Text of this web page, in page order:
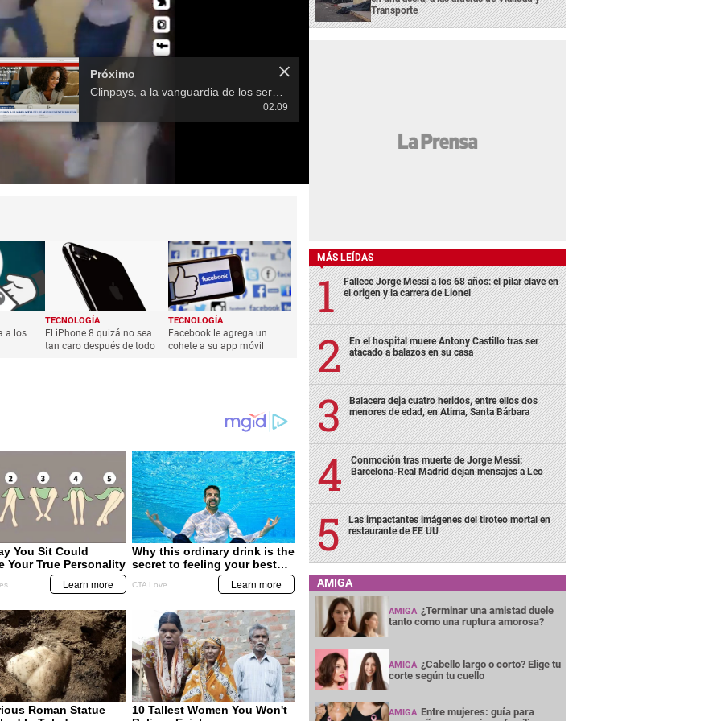
Próximo
Clinpays, a la vanguardia de los servicios basados en tecnología
02:09
a los
TECNOLOGÍA
El iPhone 8 quizá no sea
tan caro después de todo
TECNOLOGÍA
Facebook le agrega un
cohete a su app móvil
Transporte
MÁS LEÍDAS
Fallece Jorge Messi a los 68 años: el pilar clave en
el origen y la carrera de Lionel
En el hospital muere Antony Castillo tras ser
atacado a balazos en su casa
Balacera deja cuatro heridos, entre ellos dos
menores de edad, en Atima, Santa Bárbara
Conmoción tras muerte de Jorge Messi:
Barcelona-Real Madrid dejan mensajes a Leo
Las impactantes imágenes del tiroteo mortal en
restaurante de EE UU
AMIGA
AMIGA ¿Terminar una amistad duele
tanto como una ruptura amorosa?
AMIGA ¿Cabello largo o corto? Elige tu
corte según tu cuello
AMIGA Entre mujeres: guía para